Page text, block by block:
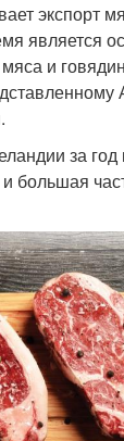
экспорт
является
и
за
большая